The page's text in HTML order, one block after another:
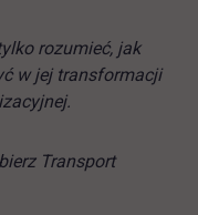
rozumieć, jak
w jej transformacji
Transport